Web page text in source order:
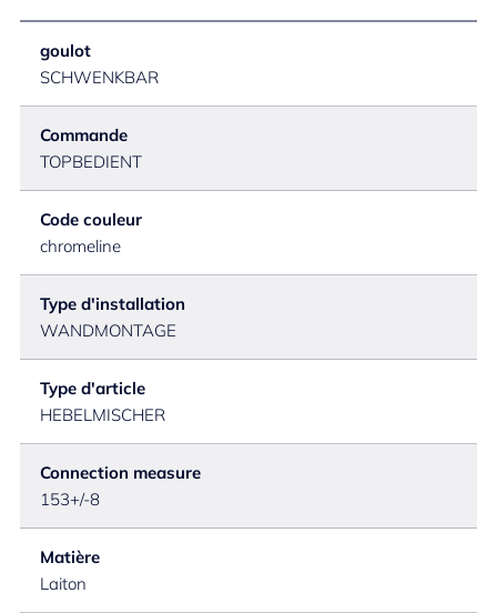
goulot
SCHWENKBAR
Commande
TOPBEDIENT
Code couleur
chromeline
Type d'installation
WANDMONTAGE
Type d'article
HEBELMISCHER
Connection measure
153+/-8
Matière
Laiton